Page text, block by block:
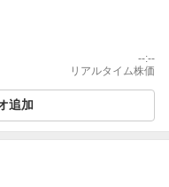
--:--
リアルタイム株価
追加